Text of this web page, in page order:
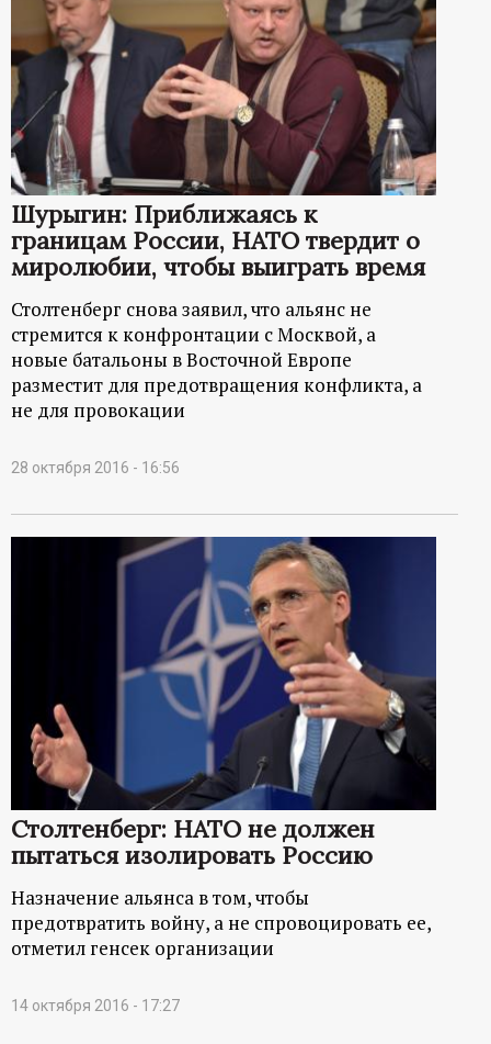
Шурыгин: Приближаясь к
границам России, НАТО твердит о
миролюбии, чтобы выиграть время
Столтенберг снова заявил, что альянс не
стремится к конфронтации с Москвой, а
новые батальоны в Восточной Европе
разместит для предотвращения конфликта, а
не для провокации
28 октября 2016 - 16:56
Столтенберг: НАТО не должен
пытаться изолировать Россию
Назначение альянса в том, чтобы
предотвратить войну, а не спровоцировать ее,
отметил генсек организации
14 октября 2016 - 17:27